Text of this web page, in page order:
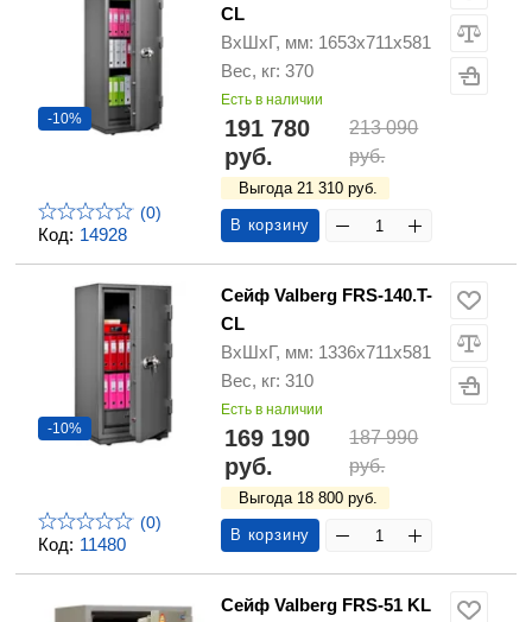
Код: 14928
-10%
(0)
CL
ВхШхГ, мм: 1653х711х581
Вес, кг: 370
Есть в наличии
191 780
руб.
213 090
руб.
Выгода 21 310 руб.
В корзину
Код: 11480
-10%
(0)
Сейф Valberg FRS-140.T-
CL
ВхШхГ, мм: 1336х711х581
Вес, кг: 310
Есть в наличии
169 190
руб.
187 990
руб.
Выгода 18 800 руб.
В корзину
Сейф Valberg FRS-51 KL